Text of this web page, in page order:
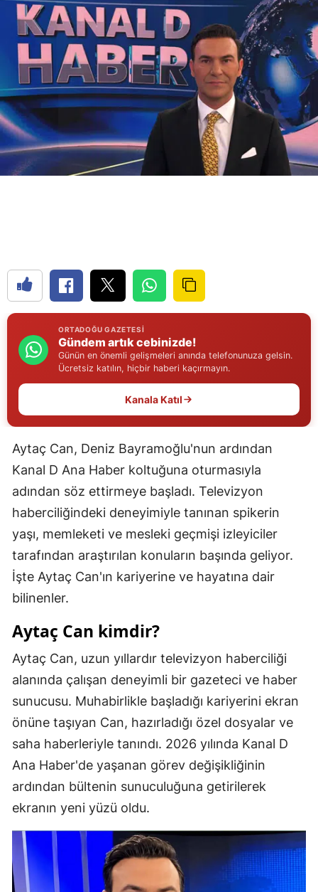
Bitlis
Bolu
Burdur
Bursa
Çanakkale
Edirne
Elazığ
Erzurum
Gaziantep
Giresun
Gümüşhane
Hakkari
Hatay
Isparta
İstanbul
İzmir
Kars
Kastamonu
Kayseri
Kırklareli
Kırşehir
Konya
Kütahya
ORTADOĞU GAZETESI
Gündem artık cebinizde!
Günün en önemli gelişmeleri anında telefonunuza gelsin.
Ücretsiz katılın, hiçbir haberi kaçırmayın.
Kanala Katıl
Aytaç Can, Deniz Bayramoğlu'nun ardından
Kanal D Ana Haber koltuğuna oturmasıyla
adından söz ettirmeye başladı. Televizyon
haberciliğindeki deneyimiyle tanınan spikerin
yaşı, memleketi ve mesleki geçmişi izleyiciler
tarafından araştırılan konuların başında geliyor.
İşte Aytaç Can'ın kariyerine ve hayatına dair
bilinenler.
Aytaç Can kimdir?
Aytaç Can, uzun yıllardır televizyon haberciliği
alanında çalışan deneyimli bir gazeteci ve haber
sunucusu. Muhabirlikle başladığı kariyerini ekran
önüne taşıyan Can, hazırladığı özel dosyalar ve
saha haberleriyle tanındı. 2026 yılında Kanal D
Ana Haber'de yaşanan görev değişikliğinin
ardından bültenin sunuculuğuna getirilerek
ekranın yeni yüzü oldu.